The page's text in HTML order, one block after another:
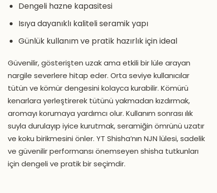
Dengeli hazne kapasitesi
Isıya dayanıklı kaliteli seramik yapı
Günlük kullanım ve pratik hazırlık için ideal
Güvenilir, gösterişten uzak ama etkili bir lüle arayan
nargile severlere hitap eder. Orta seviye kullanıcılar
tütün ve kömür dengesini kolayca kurabilir. Kömürü
kenarlara yerleştirerek tütünü yakmadan kızdırmak,
aromayı korumaya yardımcı olur. Kullanım sonrası ılık
suyla durulayıp iyice kurutmak, seramiğin ömrünü uzatır
ve koku birikmesini önler. YT Shisha’nın NJN lülesi, sadelik
ve güvenilir performansı önemseyen shisha tutkunları
için dengeli ve pratik bir seçimdir.